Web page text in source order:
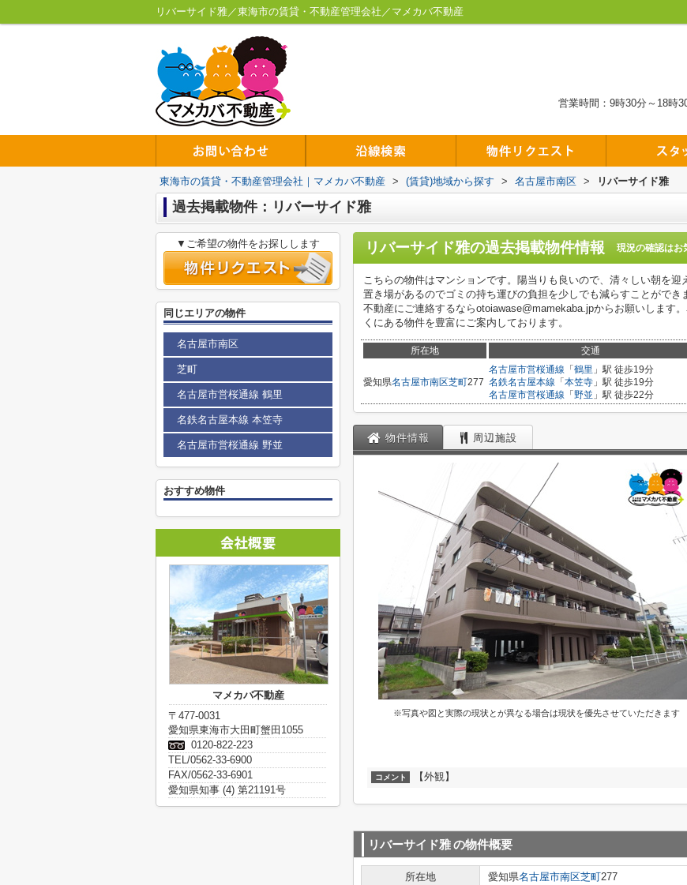
リバーサイド雅／東海市の賃貸・不動産管理会社／マメカバ不動産
営業時間：9時30分～18時
東海市の賃貸・不動産管理会社｜マメカバ不動産 > (賃貸)地域から探す > 名古屋市南区 > リバーサイド雅
過去掲載物件：リバーサイド雅
リバーサイド雅の過去掲載物件情報 現況の確認はお
こちらの物件はマンションです。陽当りも良いので、清々しい朝を
置き場があるのでゴミの持ち運びの負担を少しでも減らすことがで
不動産にご連絡するならotoiawase@mamekaba.jpからお願いします
くにある物件を豊富にご案内しております。
所在地 交通
愛知県名古屋市南区芝町277
名古屋市営桜通線 「 鶴里 」駅 徒歩19分
名鉄名古屋本線 「 本笠寺 」駅 徒歩19分
名古屋市営桜通線 「 野並 」駅 徒歩22分
物件情報 周辺施設
※写真や図と実際の現状とが異なる場合は現状を優先させていただきます
コメント 【外観】
リバーサイド雅の物件概要
所在地 愛知県名古屋市南区芝町277
▼ご希望の物件をお探しします
同じエリアの物件
名古屋市南区
芝町
名古屋市営桜通線 鶴里
名鉄名古屋本線 本笠寺
名古屋市営桜通線 野並
おすすめ物件
マメカバ不動産
〒477-0031
愛知県東海市大田町蟹田1055
0120-822-223
TEL/0562-33-6900
FAX/0562-33-6901
愛知県知事 (4) 第21191号